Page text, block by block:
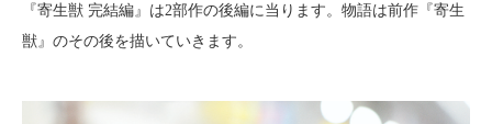
『寄生獣 完結編』は2部作の後編に当ります。物語は前作『寄生
獣』のその後を描いていきます。